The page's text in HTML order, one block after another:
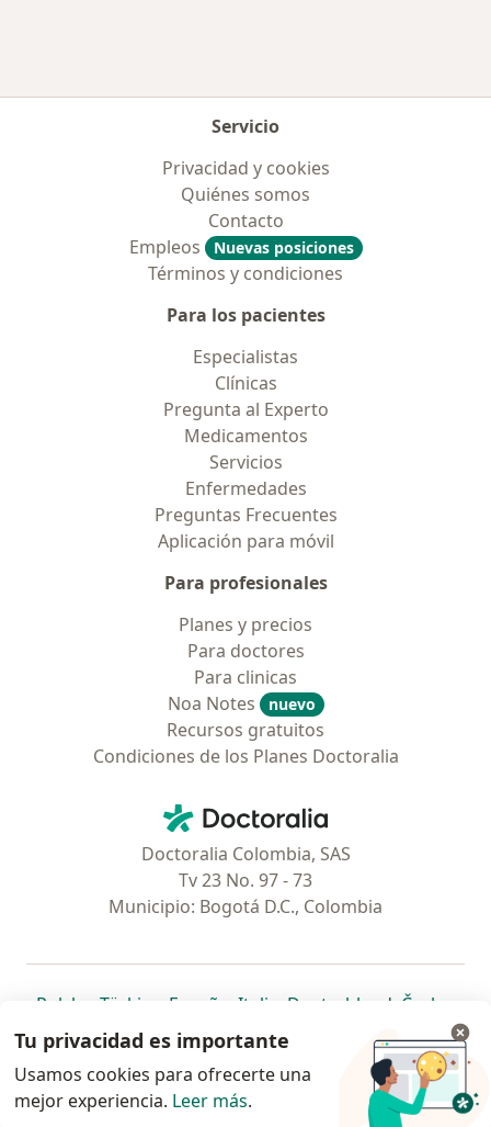
Servicio
Privacidad y cookies
Quiénes somos
Contacto
Empleos
Nuevas posiciones
Términos y condiciones
Para los pacientes
Especialistas
Clínicas
Pregunta al Experto
Medicamentos
Servicios
Enfermedades
Preguntas Frecuentes
Aplicación para móvil
Para profesionales
Planes y precios
Para doctores
Para clinicas
Noa Notes
nuevo
Recursos gratuitos
Condiciones de los Planes Doctoralia
Doctoralia - Página de inicio
Doctoralia Colombia, SAS
Tv 23 No. 97 - 73
Municipio: Bogotá D.C., Colombia
Polska se abre en una nueva pestaña
Türkiye se abre en una nueva pestaña
España se abre en una nueva pestaña
Italia se abre en una nueva
Deutschlandse abre en
Česko
Portugal
se abre en una nueva pestaña
México se abre en una nueva pestaña
Chile se abre en una nueva pestaña
Brasil se abre en una nueva
se abre en
se
se abre en una nueva
www.doctoralia.co © 2026 - Encuentra tu
Tu privacidad es importante
Usamos cookies para ofrecerte una
mejor experiencia. Leer más.